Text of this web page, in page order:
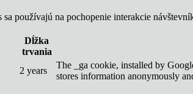
používajú na pochopenie interakcie
Dĺžka
trvania
2 years
The _ga cookie, installed by
stores information anonymously